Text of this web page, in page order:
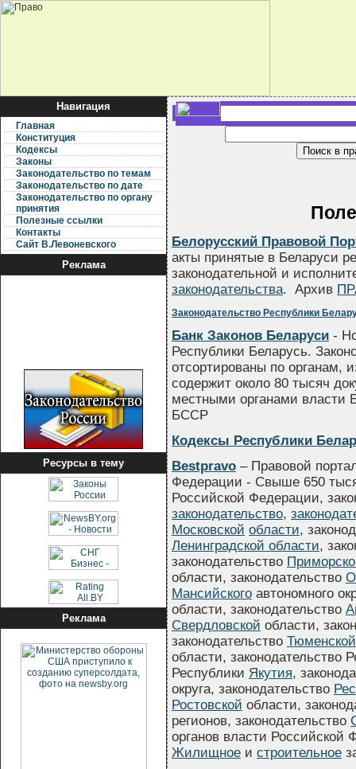
Навигация
Главная
Конституция
Кодексы
Законы
Законодательство по темам
Законодательство по дате
Законодательство по органу
принятия
Полезные ссылки
Контакты
Сайт В.Левоневского
Реклама
Ресурсы в тему
Реклама
Белорусский Правовой
акты принятые в Беларуси
законодательной и
законодательства. Архив
Законодательство Республики
Банк Законов Беларуси -
Республики Беларусь.
отсортированы по органам,
содержит около 80 тысяч
местными органами власти
БССР
Кодексы Республики
Bestpravo – Правовой
Федерации - Свыше 650
Российской Федерации,
законодательство,
Московской области,
Ленинградской области,
законодательство
области, законодательство
Мансийского автономного
области, законодательство
Свердловской области,
законодательство Тюменской
области, законодательство
Республики Якутия,
округа, законодательство
Ростовской области,
регионов, законодательство
органов власти Российской
Жилищное и строительное